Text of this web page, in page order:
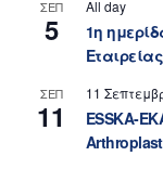
ΣΕΠ
5
All day
1η
Εταιρείας
ΣΕΠ
11
11
ESSKA-